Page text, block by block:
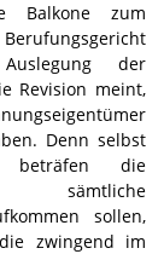
Balkone zum
der
Revision meint,
Denn selbst
die
sämtliche
sollen,
zwingend im